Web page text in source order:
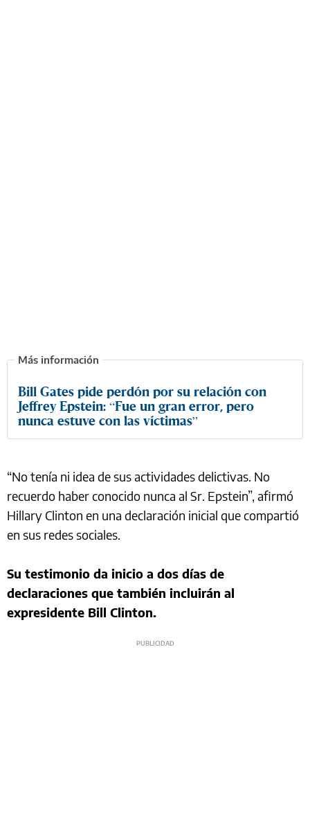
Bill Gates pide perdón por su relación con
Jeffrey Epstein: “Fue un gran error, pero
nunca estuve con las víctimas”
“No tenía ni idea de sus actividades delictivas. No
recuerdo haber conocido nunca al Sr. Epstein”, afirmó
Hillary Clinton en una declaración inicial que compartió
en sus redes sociales.
Su testimonio da inicio a dos días de
declaraciones que también incluirán al
expresidente Bill Clinton.